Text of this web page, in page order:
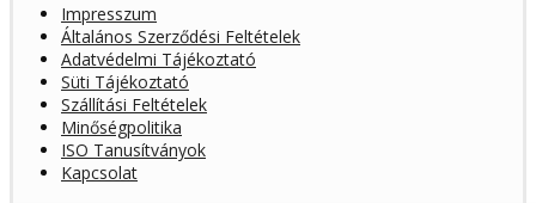
Impresszum
Általános Szerződési Feltételek
Adatvédelmi Tájékoztató
Süti Tájékoztató
Szállítási Feltételek
Minőségpolitika
ISO Tanusítványok
Kapcsolat